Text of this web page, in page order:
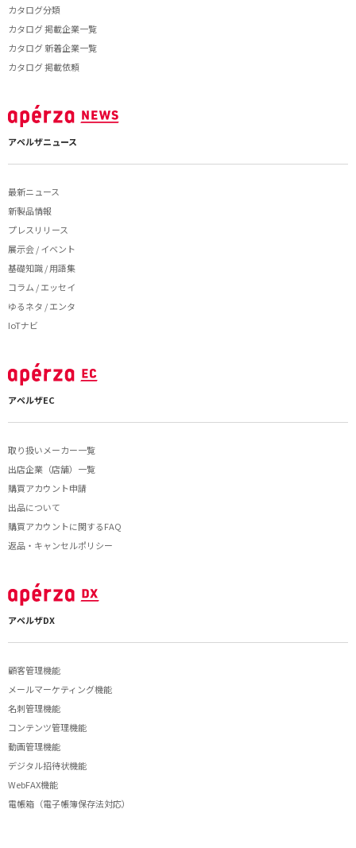
カタログ分類
カタログ 掲載企業一覧
カタログ 新着企業一覧
カタログ 掲載依頼
アペルザニュース
最新ニュース
新製品情報
プレスリリース
展示会 / イベント
基礎知識 / 用語集
コラム / エッセイ
ゆるネタ / エンタ
IoTナビ
アペルザEC
取り扱いメーカー一覧
出店企業（店舗）一覧
購買アカウント申請
出品について
購買アカウントに関するFAQ
返品・キャンセルポリシー
アペルザDX
顧客管理機能
メールマーケティング機能
名刺管理機能
コンテンツ管理機能
動画管理機能
デジタル招待状機能
WebFAX機能
電帳箱（電子帳簿保存法対応）